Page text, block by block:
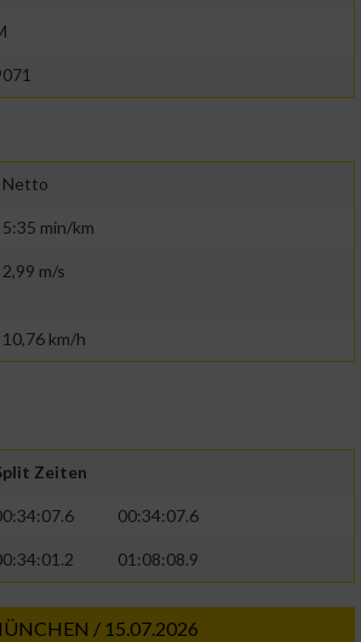
Netto
5:35 min/km
2,99 m/s
10,76 km/h
Zeiten
00:34:07.6
01:08:08.9
/ 15.07.2026